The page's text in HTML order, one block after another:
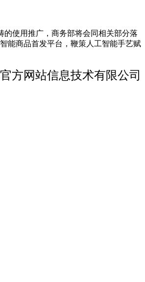
使用推广，商务部将会同相关部分落
能商品首发平台，鞭策人工智能手艺赋
方网站信息技术有限公司